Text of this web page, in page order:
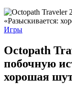
Игры
Octopath
побочную
хорошая